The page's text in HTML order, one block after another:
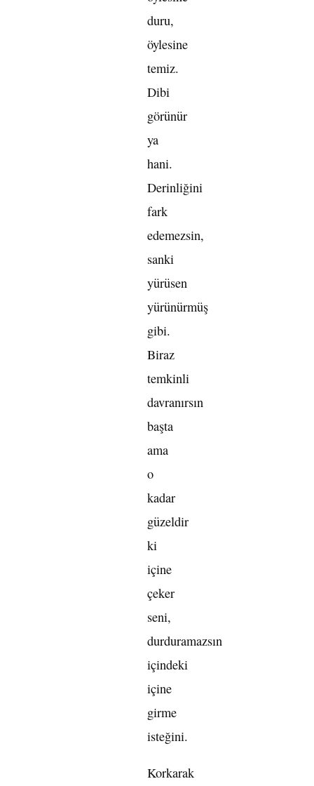
duru,
öylesine
temiz.
Dibi
görünür
ya
hani.
Derinliğini
fark
edemezsin,
sanki
yürüsen
yürünürmüş
gibi.
Biraz
temkinli
davranırsın
başta
ama
o
kadar
güzeldir
ki
içine
çeker
seni,
durduramazsın
içindeki
içine
girme
isteğini.
Korkarak